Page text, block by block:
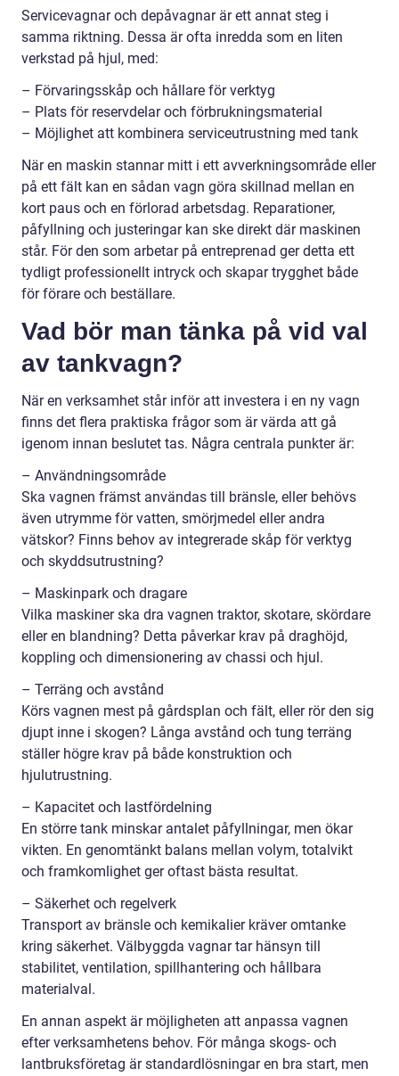
Servicevagnar och depåvagnar är ett annat steg i
samma riktning. Dessa är ofta inredda som en liten
verkstad på hjul, med:
– Förvaringsskåp och hållare för verktyg
– Plats för reservdelar och förbrukningsmaterial
– Möjlighet att kombinera serviceutrustning med tank
När en maskin stannar mitt i ett avverkningsområde eller
på ett fält kan en sådan vagn göra skillnad mellan en
kort paus och en förlorad arbetsdag. Reparationer,
påfyllning och justeringar kan ske direkt där maskinen
står. För den som arbetar på entreprenad ger detta ett
tydligt professionellt intryck och skapar trygghet både
för förare och beställare.
Vad bör man tänka på vid val
av tankvagn?
När en verksamhet står inför att investera i en ny vagn
finns det flera praktiska frågor som är värda att gå
igenom innan beslutet tas. Några centrala punkter är:
– Användningsområde
Ska vagnen främst användas till bränsle, eller behövs
även utrymme för vatten, smörjmedel eller andra
vätskor? Finns behov av integrerade skåp för verktyg
och skyddsutrustning?
– Maskinpark och dragare
Vilka maskiner ska dra vagnen traktor, skotare, skördare
eller en blandning? Detta påverkar krav på draghöjd,
koppling och dimensionering av chassi och hjul.
– Terräng och avstånd
Körs vagnen mest på gårdsplan och fält, eller rör den sig
djupt inne i skogen? Långa avstånd och tung terräng
ställer högre krav på både konstruktion och
hjulutrustning.
– Kapacitet och lastfördelning
En större tank minskar antalet påfyllningar, men ökar
vikten. En genomtänkt balans mellan volym, totalvikt
och framkomlighet ger oftast bästa resultat.
– Säkerhet och regelverk
Transport av bränsle och kemikalier kräver omtanke
kring säkerhet. Välbyggda vagnar tar hänsyn till
stabilitet, ventilation, spillhantering och hållbara
materialval.
En annan aspekt är möjligheten att anpassa vagnen
efter verksamhetens behov. För många skogs- och
lantbruksföretag är standardlösningar en bra start, men